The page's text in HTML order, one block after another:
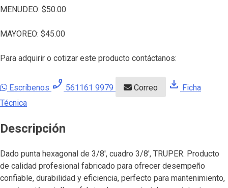
MENUDEO: $50.00
MAYOREO: $45.00
Para adquirir o cotizar este producto contáctanos:
Escríbenos phone_enabled 561161 9979 Correo download Ficha
Técnica
Descripción
Dado punta hexagonal de 3/8′, cuadro 3/8′, TRUPER. Producto
de calidad profesional fabricado para ofrecer desempeño
confiable, durabilidad y eficiencia, perfecto para mantenimiento,